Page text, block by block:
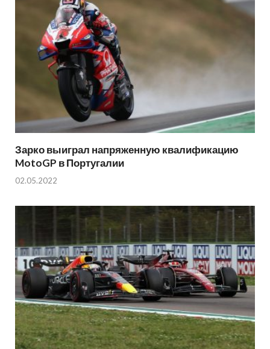
Зарко выиграл напряженную квалификацию
MotoGP в Португалии
02.05.2022